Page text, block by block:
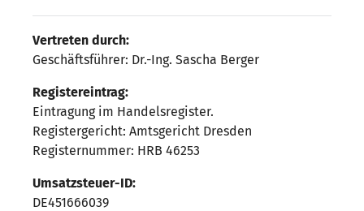
Vertreten durch:
Geschäftsführer: Dr.-Ing. Sascha Berger
Registereintrag:
Eintragung im Handelsregister.
Registergericht: Amtsgericht Dresden
Registernummer: HRB 46253
Umsatzsteuer-ID:
DE451666039